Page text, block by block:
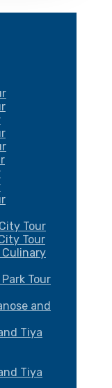
Tour
Tour
Culinary
Tour
and
Tiya
Tiya